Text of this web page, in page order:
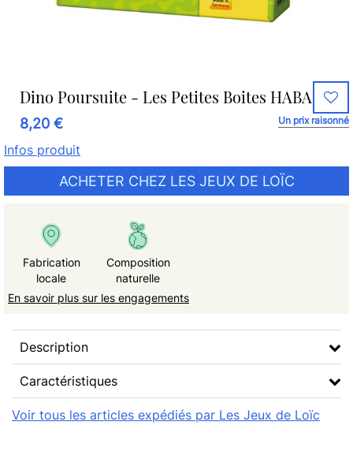
Dino Poursuite - Les Petites Boites HABA
8,20 € Un prix raisonné
Infos produit
ACHETER CHEZ LES JEUX DE LOÏC
Fabrication
locale
Composition
naturelle
En savoir plus sur les engagements
Description
Caractéristiques
Voir tous les articles expédiés par Les Jeux de Loïc